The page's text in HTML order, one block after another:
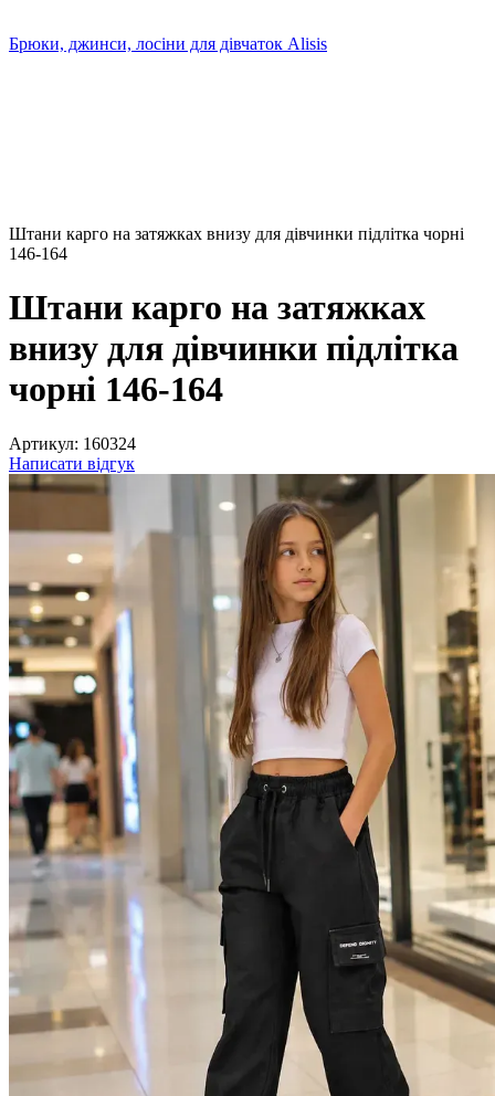
Брюки, джинси, лосіни для дівчаток Alisis
Штани карго на затяжках внизу для дівчинки підлітка чорні
146-164
Штани карго на затяжках
внизу для дівчинки підлітка
чорні 146-164
Артикул: 160324
Написати відгук